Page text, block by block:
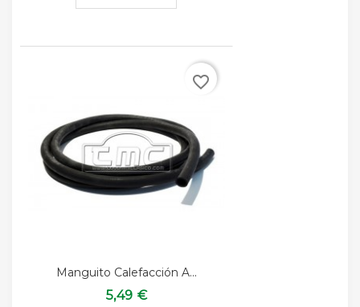
Manguito Calefacción A...
5,49 €
favorite_border